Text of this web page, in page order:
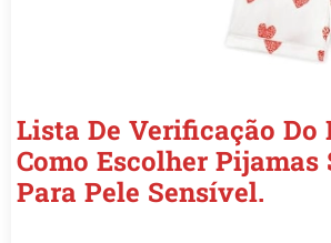
Lista De Verificação Do
Como Escolher Pijamas
Para Pele Sensível.